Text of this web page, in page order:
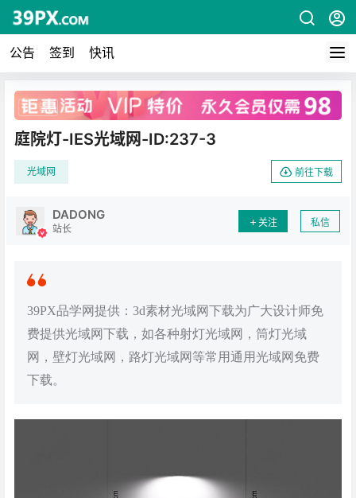
公告 签到 快讯
广告
庭院灯-IES光域网-ID:237-3
光域网 前往下载
DADONG
站长
关注 私信
39PX品学网提供：3d素材光域网下载为广大设计师免
费提供光域网下载，如各种射灯光域网，筒灯光域
网，壁灯光域网，路灯光域网等常用通用光域网免费
下载。